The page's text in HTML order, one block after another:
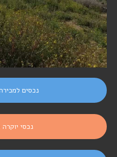
נכסים
נכסי